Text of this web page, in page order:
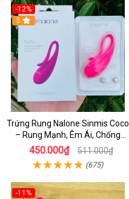
-12%
5
Trứng Rung Nalone Sinmis Coco
– Rung Mạnh, Êm Ái, Chống
Nước Hiệu Quả Cho Nữ
450.000₫ 511.000₫
(675)
-11%